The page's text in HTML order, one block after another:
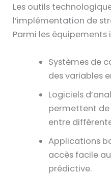
Les outils
l’implémentation de
Parmi les équipements
Systèmes de
des variables
Logiciels
permettent
entre
Applications
accès facile
prédictive.